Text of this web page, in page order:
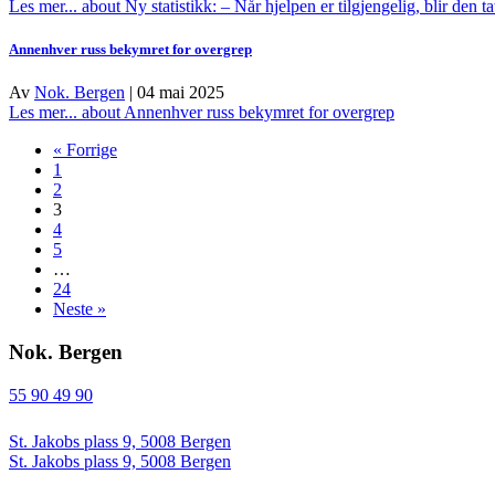
Les mer... about Ny statistikk: – Når hjelpen er tilgjengelig, blir den
Annenhver russ bekymret for overgrep
Av Nok. Bergen | 04 mai 2025
Les mer... about Annenhver russ bekymret for overgrep
« Forrige
1
2
3
4
5
…
24
Neste »
Nok. Bergen
55 90 49 90
St. Jakobs plass 9, 5008 Bergen
St. Jakobs plass 9, 5008 Bergen